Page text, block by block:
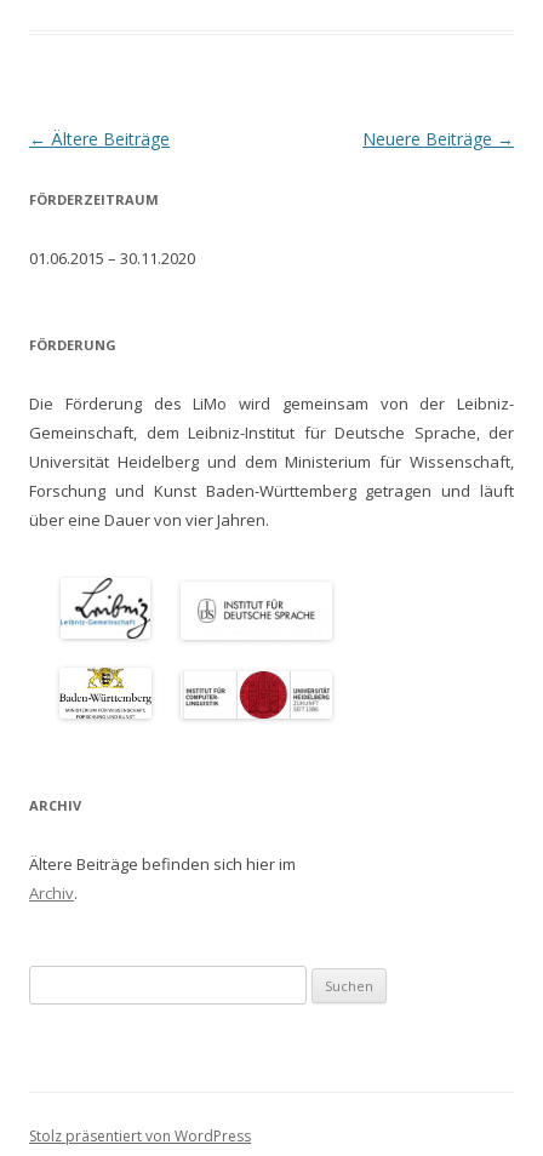
Beitrags-
← Ältere Beiträge Neuere Beiträge →
FÖRDERZEITRAUM
01.06.2015 – 30.11.2020
FÖRDERUNG
Die Förderung des LiMo wird gemeinsam von der Leibniz-
Gemeinschaft, dem Leibniz-Institut für Deutsche Sprache, der
Universität Heidelberg und dem Ministerium für Wissenschaft,
Forschung und Kunst Baden-Württemberg getragen und läuft
über eine Dauer von vier Jahren.
ARCHIV
Ältere Beiträge befinden sich hier im
Archiv.
nach:
Stolz präsentiert von WordPress